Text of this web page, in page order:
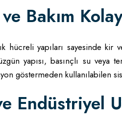
Bakım
hücreli yapıları sayesinde
yapısı, basınçlı su
göstermeden kullanılabilen
Endüstriyel